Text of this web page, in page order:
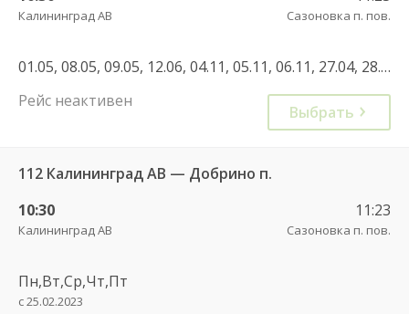
Калининград АВ Сазоновка п. пов.
01.05, 08.05, 09.05, 12.06, 04.11, 05.11, 06.11, 27.04, 28.12, 01.11
Рейс неактивен
Выбрать
112 Калининград АВ — Добрино п.
10:30
Калининград АВ
11:23
Сазоновка п. пов.
Пн,Вт,Ср,Чт,Пт
с 25.02.2023